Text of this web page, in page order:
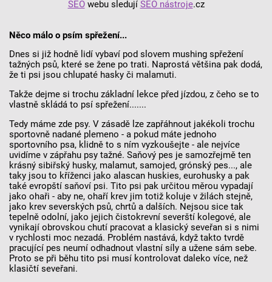
SEOwebu sledují SEO nástroje.cz
Něco málo o psím spřežení...
Dnes si již hodně lidí vybaví pod slovem mushing spřežení
tažných psů, které se žene po trati. Naprostá většina pak dodá,
že ti psi jsou chlupaté hasky či malamuti.
Takže dejme si trochu základní lekce před jízdou, z čeho se to
vlastně skládá to psí spřežení.......
Tedy máme zde psy. V zásadě lze zapřáhnout jakékoli trochu
sportovně nadané plemeno - a pokud máte jednoho
sportovního psa, klidně to s ním vyzkoušejte - ale nejvíce
uvidíme v zápřahu psy tažné. Saňový pes je samozřejmě ten
krásný sibiřský husky, malamut, samojed, grónský pes..., ale
taky jsou to kříženci jako alascan huskies, eurohusky a pak
také evropští saňoví psi. Tito psi pak určitou měrou vypadají
jako ohaři - aby ne, ohaří krev jim totiž koluje v žilách stejně,
jako krev severských psů, chrtů a dalších. Nejsou sice tak
tepelně odolní, jako jejich čistokrevní severští kolegové, ale
vynikají obrovskou chutí pracovat a klasický seveřan si s nimi
v rychlosti moc nezadá. Problém nastává, když takto tvrdě
pracující pes neumí odhadnout vlastní síly a užene sám sebe.
Proto se při běhu tito psi musí kontrolovat daleko více, než
klasičtí seveřani.